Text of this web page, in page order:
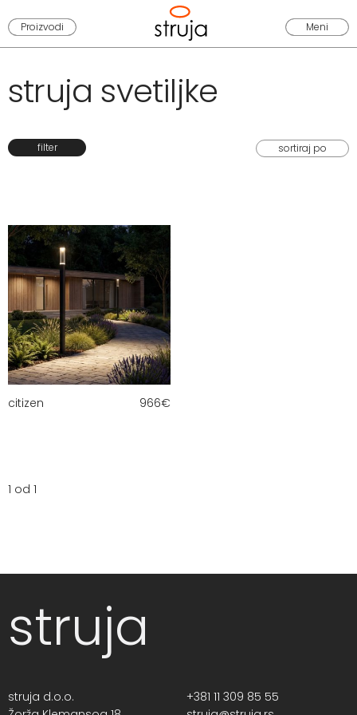
Proizvodi Meni
struja svetiljke
filter
citizen 966€
1 od 1
struja
struja d.o.o.
+381 11 309 85 55